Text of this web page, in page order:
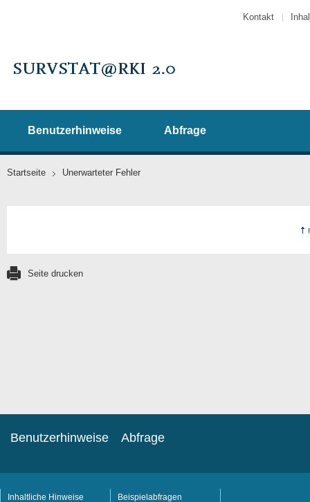
Kontakt
Benutzerhinweise Abfrage
Startseite Unerwarteter Fehler
Seite drucken
Benutzerhinweise
Inhaltliche Hinweise
Abfrage
Beispielabfragen